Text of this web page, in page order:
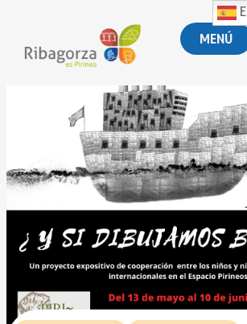
MENÚ